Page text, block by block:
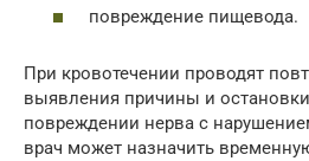
повреждение пищевода.
При кровотечении проводят
выявления причины и
повреждении нерва с
врач может назначить